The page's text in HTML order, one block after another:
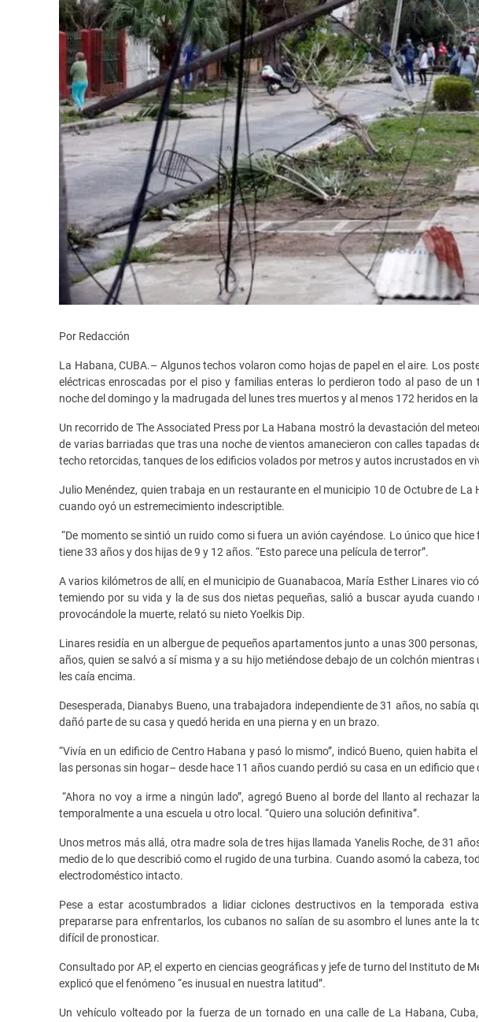
Por Redacción
La Habana, CUBA.– Algunos techos volaron como hojas de papel en el aire. Los
eléctricas enroscadas por el piso y familias enteras lo perdieron todo al paso de
noche del domingo y la madrugada del lunes tres muertos y al menos 172 heridos en
Un recorrido de The Associated Press por La Habana mostró la devastación del
de varias barriadas que tras una noche de vientos amanecieron con calles tapadas
techo retorcidas, tanques de los edificios volados por metros y autos incrustados en
Julio Menéndez, quien trabaja en un restaurante en el municipio 10 de Octubre de
cuando oyó un estremecimiento indescriptible.
“De momento se sintió un ruido como si fuera un avión cayéndose. Lo único que
tiene 33 años y dos hijas de 9 y 12 años. “Esto parece una película de terror”.
A varios kilómetros de allí, en el municipio de Guanabacoa, María Esther Linares vio
temiendo por su vida y la de sus dos nietas pequeñas, salió a buscar ayuda
provocándole la muerte, relató su nieto Yoelkis Dip.
Linares residía en un albergue de pequeños apartamentos junto a unas 300
años, quien se salvó a sí misma y a su hijo metiéndose debajo de un colchón
les caía encima.
Desesperada, Dianabys Bueno, una trabajadora independiente de 31 años, no sabía
dañó parte de su casa y quedó herida en una pierna y en un brazo.
“Vivía en un edificio de Centro Habana y pasó lo mismo”, indicó Bueno, quien habita
las personas sin hogar– desde hace 11 años cuando perdió su casa en un edificio
“Ahora no voy a irme a ningún lado”, agregó Bueno al borde del llanto al rechazar
temporalmente a una escuela u otro local. “Quiero una solución definitiva”.
Unos metros más allá, otra madre sola de tres hijas llamada Yanelis Roche, de 31
medio de lo que describió como el rugido de una turbina. Cuando asomó la cabeza,
electrodoméstico intacto.
Pese a estar acostumbrados a lidiar ciclones destructivos en la temporada
prepararse para enfrentarlos, los cubanos no salían de su asombro el lunes ante la
difícil de pronosticar.
Consultado por AP, el experto en ciencias geográficas y jefe de turno del Instituto de
explicó que el fenómeno “es inusual en nuestra latitud”.
Un vehículo volteado por la fuerza de un tornado en una calle de La Habana,